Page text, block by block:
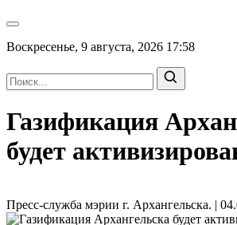
Воскресенье, 9 августа, 2026 17:58
Газификация
будет
Пресс-служба мэрии г. Архангельска. |